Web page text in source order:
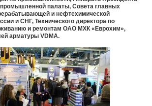
промышленной палаты, Совета главных
и нефтехимической
и СНГ, Технического директора по
и ремонтам ОАО МХК «Еврохим»,
арматуры VDMA.